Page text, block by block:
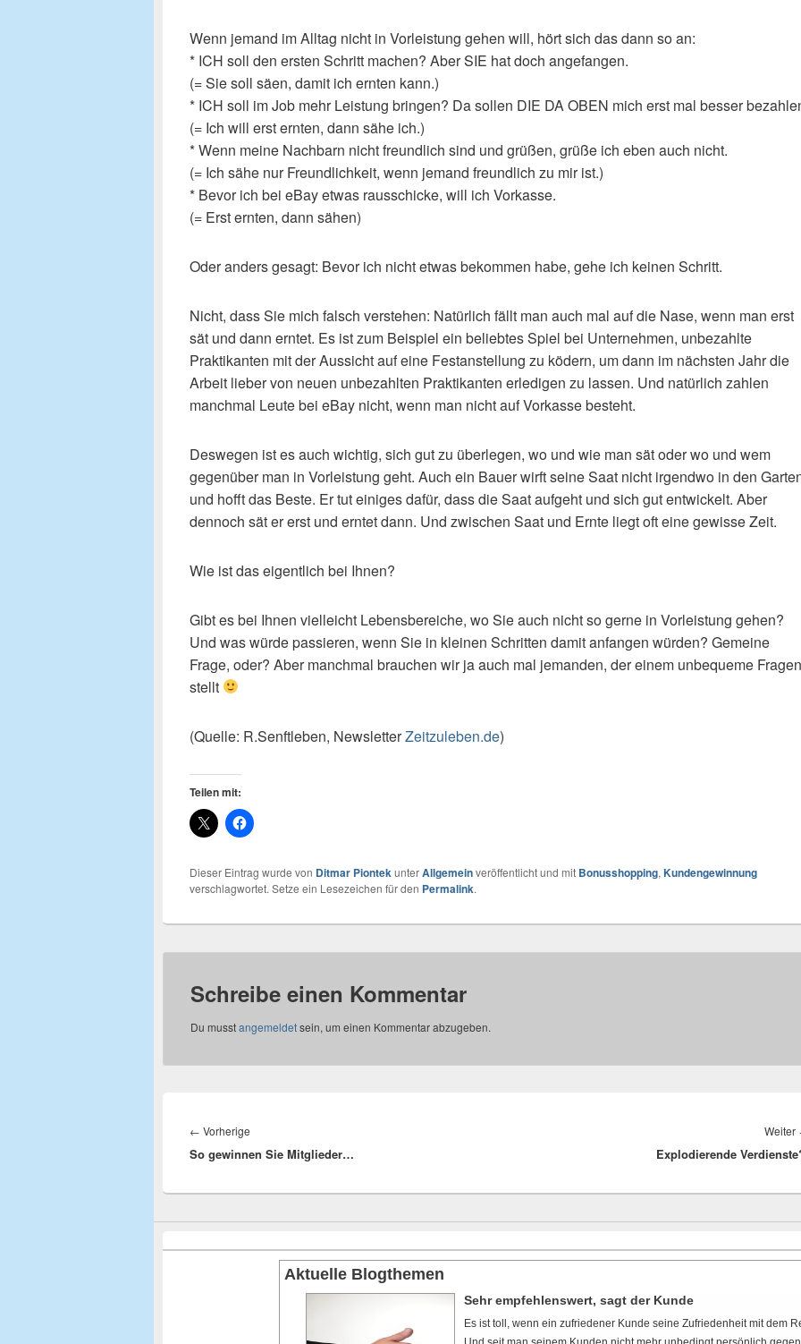
Wenn jemand im Alltag nicht in Vorleistung gehen will, hört sich das dann so an:
* ICH soll den ersten Schritt machen? Aber SIE hat doch angefangen.
(= Sie soll säen, damit ich ernten kann.)
* ICH soll im Job mehr Leistung bringen? Da sollen DIE DA OBEN mich erst mal besser
(= Ich will erst ernten, dann sähe ich.)
* Wenn meine Nachbarn nicht freundlich sind und grüßen, grüße ich eben auch nicht.
(= Ich sähe nur Freundlichkeit, wenn jemand freundlich zu mir ist.)
* Bevor ich bei eBay etwas rausschicke, will ich Vorkasse.
(= Erst ernten, dann sähen)
Oder anders gesagt: Bevor ich nicht etwas bekommen habe, gehe ich keinen Schritt.
Nicht, dass Sie mich falsch verstehen: Natürlich fällt man auch mal auf die Nase, wenn man erst
sät und dann erntet. Es ist zum Beispiel ein beliebtes Spiel bei Unternehmen, unbezahlte
Praktikanten mit der Aussicht auf eine Festanstellung zu ködern, um dann im nächsten Jahr die
Arbeit lieber von neuen unbezahlten Praktikanten erledigen zu lassen. Und natürlich zahlen
manchmal Leute bei eBay nicht, wenn man nicht auf Vorkasse besteht.
Deswegen ist es auch wichtig, sich gut zu überlegen, wo und wie man sät oder wo und wem
gegenüber man in Vorleistung geht. Auch ein Bauer wirft seine Saat nicht irgendwo in den
und hofft das Beste. Er tut einiges dafür, dass die Saat aufgeht und sich gut entwickelt. Aber
dennoch sät er erst und erntet dann. Und zwischen Saat und Ernte liegt oft eine gewisse Zeit.
Wie ist das eigentlich bei Ihnen?
Gibt es bei Ihnen vielleicht Lebensbereiche, wo Sie auch nicht so gerne in Vorleistung gehen?
Und was würde passieren, wenn Sie in kleinen Schritten damit anfangen würden? Gemeine
Frage, oder? Aber manchmal brauchen wir ja auch mal jemanden, der einem unbequeme Fragen
stellt
(Quelle: R.Senftleben, NewsletterZeitzuleben.de)
Teilen mit:
Dieser Eintrag wurde von Ditmar PiontekunterAllgemeinveröffentlicht und mit Bonusshopping, Kundengewinnung
verschlagwortet. Setze ein Lesezeichen für den Permalink.
Schreibe einen Kommentar
Du musstangemeldetsein, um einen Kommentar abzugeben.
← Vorherige
Beitrag:
So gewinnen Sie Mitglieder…
Weiter
Explodierende
Aktuelle Blogthemen
Sehr empfehlenswert, sagt der Kunde
Es ist toll, wenn ein zufriedener Kunde seine Zufriedenheit mit dem